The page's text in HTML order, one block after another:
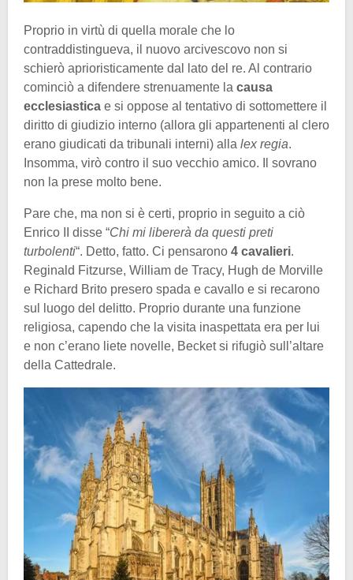
Proprio in virtù di quella morale che lo
contraddistingueva, il nuovo arcivescovo non si
schierò aprioristicamente dal lato del re. Al contrario
cominciò a difendere strenuamente la causa
ecclesiastica e si oppose al tentativo di sottomettere il
diritto di giudizio interno (allora gli appartenenti al clero
erano giudicati da tribunali interni) alla lex regia.
Insomma, virò contro il suo vecchio amico. Il sovrano
non la prese molto bene.
Pare che, ma non si è certi, proprio in seguito a ciò
Enrico II disse “Chi mi libererà da questi preti
turbolenti“. Detto, fatto. Ci pensarono 4 cavalieri.
Reginald Fitzurse, William de Tracy, Hugh de Morville
e Richard Brito presero spada e cavallo e si recarono
sul luogo del delitto. Proprio durante una funzione
religiosa, capendo che la visita inaspettata era per lui
e non c’erano liete novelle, Becket si rifugiò sull’altare
della Cattedrale.